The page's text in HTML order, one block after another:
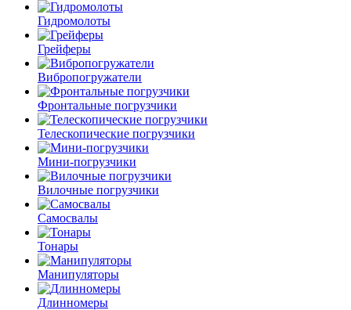
Гидромолоты
Грейферы
Вибро­погружатели
Фронтальные погрузчики
Телескопические погрузчики
Мини-погрузчики
Вилочные погрузчики
Самосвалы
Тонары
Манипуляторы
Длинномеры